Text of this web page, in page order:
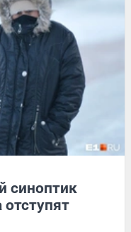
синоптик
отступят